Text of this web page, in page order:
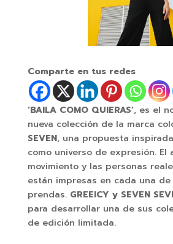
Comparte en tus redes
‘BAILA COMO QUIERAS’, es el
nueva colección de la marca
SEVEN, una propuesta
como universo de expresión. El
movimiento y las personas
están impresas en cada una de
prendas. GREEICY y SEVEN
para desarrollar una de sus
de edición limitada.